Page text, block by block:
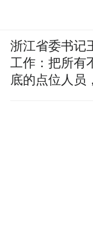
浙江省委书记
工作：把所有
底的点位人员